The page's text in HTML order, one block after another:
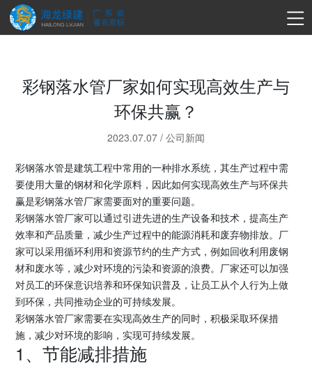
彩钢落水管厂家如何实现高效生产与
环保共赢？
2023.07.07 / 公司新闻
彩钢落水管是建筑工程中常用的一种排水系统，其生产过程中需
要使用大量的钢材和化学原料，因此如何实现高效生产与环保共
赢是彩钢落水管厂家需要面对的重要问题。
彩钢落水管厂家可以通过引进先进的生产设备和技术，提高生产
效率和产品质量，减少生产过程中的能源消耗和废弃物排放。厂
家可以采用循环利用和资源节约的生产方式，例如回收利用废钢
材和废水等，减少对环境的污染和资源的浪费。厂家还可以加强
对员工的环保意识培养和环保知识普及，让员工从个人行为上做
到环保，共同推动企业的可持续发展。
彩钢落水管厂家需要在实现高效生产的同时，积极采取环保措
施，减少对环境的影响，实现可持续发展。
1、节能减排措施